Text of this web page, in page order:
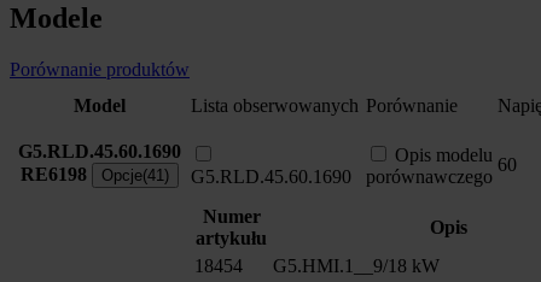
Modele
Porównanie produktów
Model
Lista obserwowanych Porównanie
G5.RLD.45.60.1690
RE6198
Opcje(41) G5.RLD.45.60.1690
Opis modelu
porównawczego
60
Numer
artykułu
Opis
18454
G5.HMI.1__9/18 kW